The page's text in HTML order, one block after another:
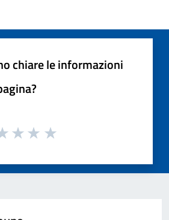
chiare le informazioni